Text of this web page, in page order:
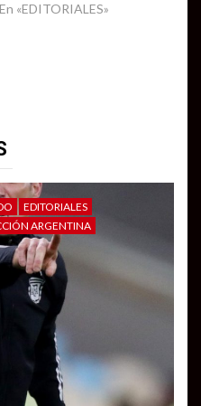
En «EDITORIALES»
EDITORIALES
ARGENTINA